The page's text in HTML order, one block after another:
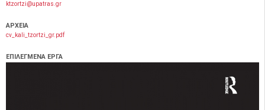
ktzortzi@upatras.gr
ΑΡΧΕΙΑ
cv_kali_tzortzi_gr.pdf
ΕΠΙΛΕΓΜΕΝΑ ΕΡΓΑ